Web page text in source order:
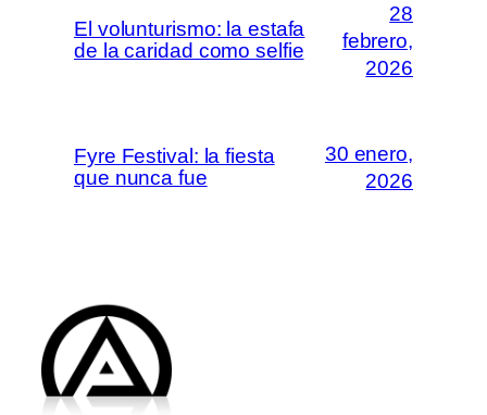
El volunturismo: la estafa
de la caridad como selfie
28
febrero,
2026
Fyre Festival: la fiesta
que nunca fue
30 enero,
2026